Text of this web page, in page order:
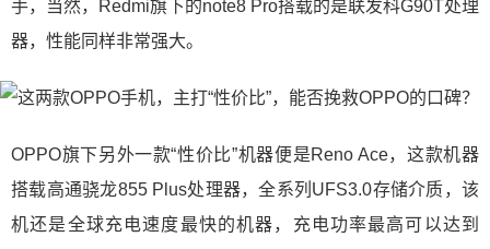
手，当然，Redmi旗下的note8 Pro搭载的是联发科G90T处理
器，性能同样非常强大。
OPPO旗下另外一款“性价比”机器便是Reno Ace，这款机器
搭载高通骁龙855 Plus处理器，全系列UFS3.0存储介质，该
机还是全球充电速度最快的机器，充电功率最高可以达到